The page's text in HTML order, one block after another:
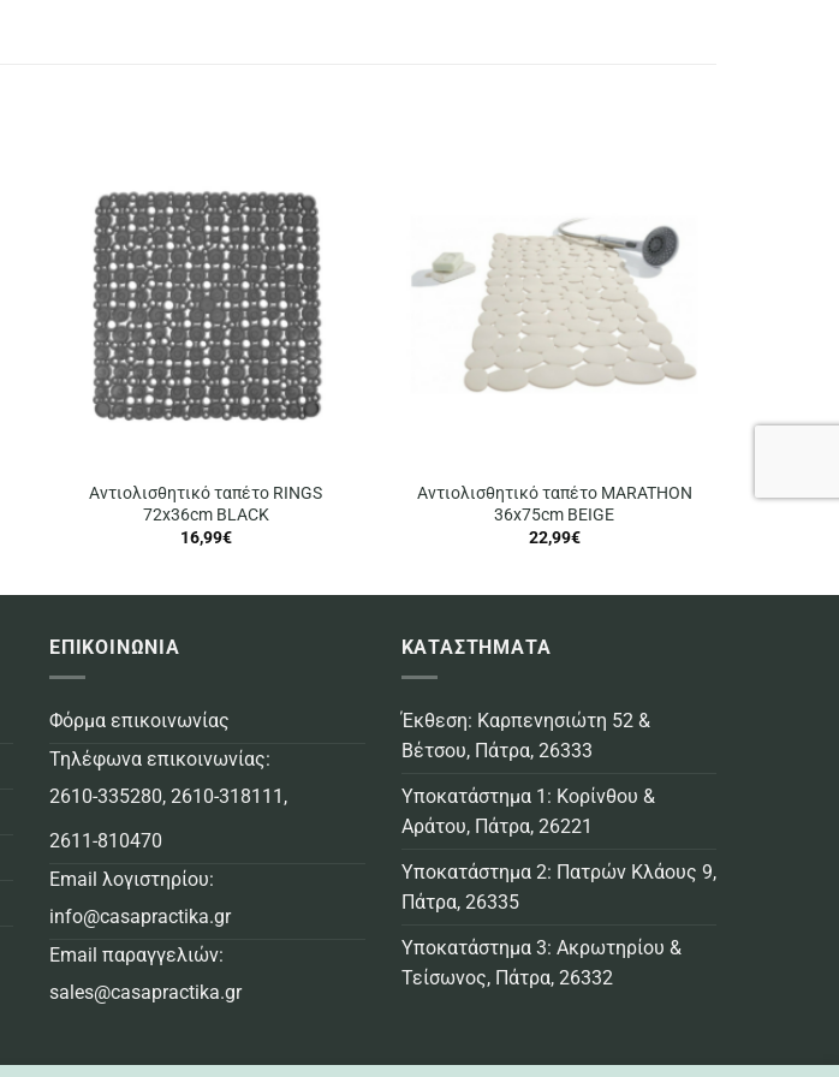
Αντιολισθητικό ταπέτο RINGS
72x36cm BLACK
16,99€
Αντιολισθητικό ταπέτο MARATHON
36x75cm BEIGE
22,99€
ΕΠΙΚΟΙΝΩΝΙΑ
Φόρμα επικοινωνίας
Τηλέφωνα επικοινωνίας:
2610-335280, 2610-318111 ,
2611-810470
Email λογιστηρίου:
info@casapractika.gr
Email παραγγελιών:
sales@casapractika.gr
ΚΑΤΑΣΤΗΜΑΤΑ
Έκθεση: Καρπενησιώτη 52 &
Βέτσου, Πάτρα, 26333
Υποκατάστημα 1: Κορίνθου &
Αράτου, Πάτρα, 26221
Υποκατάστημα 2: Πατρών Κλάους 9,
Πάτρα, 26335
Υποκατάστημα 3: Ακρωτηρίου &
Τείσωνος, Πάτρα, 26332